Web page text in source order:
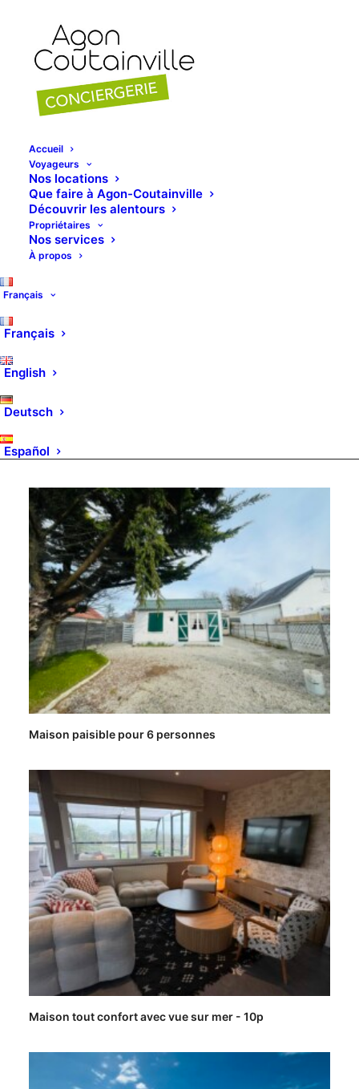
Accueil
Voyageurs
Nos locations
Que faire à Agon-Coutainville
Découvrir les alentours
Propriétaires
Nos services
À propos
Français
Français
English
Deutsch
Español
Maison paisible pour 6 personnes
Maison tout confort avec vue sur mer - 10p